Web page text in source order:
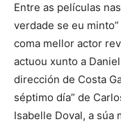
Entre as películas
verdade se eu
coma mellor actor
actuou xunto a
dirección de Costa
séptimo día” de
Isabelle Doval, a súa